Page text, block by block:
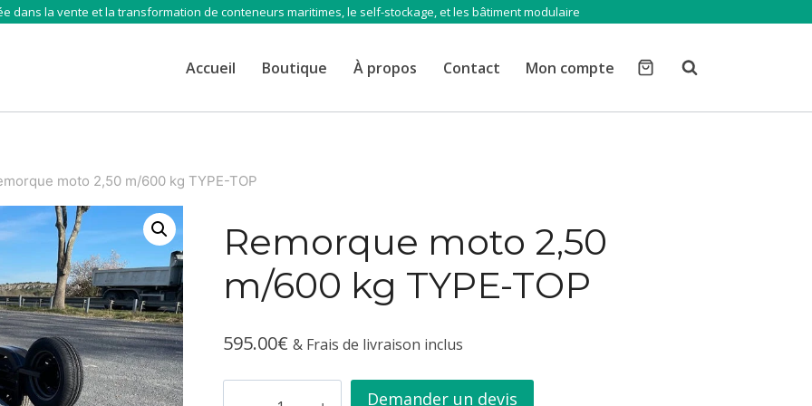
dans la vente et la transformation de conteneurs maritimes, le self-stockage, et les bâtiment modulaire
Accueil Boutique À propos Contact Mon compte
moto 2,50 m/600 kg TYPE-TOP
Remorque moto 2,50
m/600 kg TYPE-TOP
595.00€ & Frais de livraison inclus
Demander un devis